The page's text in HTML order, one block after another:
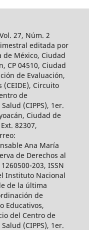
27, Núm. 2
editada por
México, Ciudad
CP 04510, Ciudad
de Evaluación,
Circuito
de
(CIPPS), 1er.
Ciudad de
82307,
Ana María
de Derechos al
203, ISSN
Instituto Nacional
de la última
de
Educativos,
del Centro de
(CIPPS), 1er.